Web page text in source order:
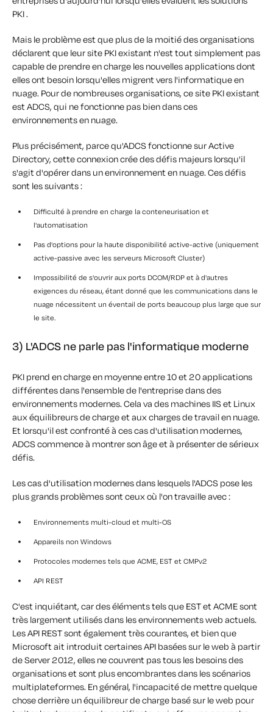
PKI .
Mais le problème est que plus de la moitié des organisations
déclarent que leur site PKI existant n'est tout simplement pas
capable de prendre en charge les nouvelles applications dont
elles ont besoin lorsqu'elles migrent vers l'informatique en
nuage. Pour de nombreuses organisations, ce site PKI existant
est ADCS, qui ne fonctionne pas bien dans ces
environnements en nuage.
Plus précisément, parce qu'ADCS fonctionne sur Active
Directory, cette connexion crée des défis majeurs lorsqu'il
s'agit d'opérer dans un environnement en nuage. Ces défis
sont les suivants :
Difficulté à prendre en charge la conteneurisation et
l'automatisation
Pas d'options pour la haute disponibilité active-active (uniquement
active-passive avec les serveurs Microsoft Cluster)
Impossibilité de s'ouvrir aux ports DCOM/RDP et à d'autres
exigences du réseau, étant donné que les communications dans le
nuage nécessitent un éventail de ports beaucoup plus large que sur
le site.
3) L'ADCS ne parle pas l'informatique moderne
PKI prend en charge en moyenne entre 10 et 20 applications
différentes dans l'ensemble de l'entreprise dans des
environnements modernes. Cela va des machines IIS et Linux
aux équilibreurs de charge et aux charges de travail en nuage.
Et lorsqu'il est confronté à ces cas d'utilisation modernes,
ADCS commence à montrer son âge et à présenter de sérieux
défis.
Les cas d'utilisation modernes dans lesquels l'ADCS pose les
plus grands problèmes sont ceux où l'on travaille avec :
Environnements multi-cloud et multi-OS
Appareils non Windows
Protocoles modernes tels que ACME, EST et CMPv2
API REST
C'est inquiétant, car des éléments tels que EST et ACME sont
très largement utilisés dans les environnements web actuels.
Les API REST sont également très courantes, et bien que
Microsoft ait introduit certaines API basées sur le web à partir
de Server 2012, elles ne couvrent pas tous les besoins des
organisations et sont plus encombrantes dans les scénarios
multiplateformes. En général, l'incapacité de mettre quelque
chose derrière un équilibreur de charge basé sur le web pour